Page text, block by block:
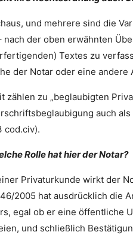
und mehrere sind die
nach der oben erwähnten
Textes zu
der Notar oder eine andere
zählen zu „beglaubigten
auch
cod.civ).
Rolle hat hier der Notar?
Privaturkunde wirkt der
2005 hat ausdrücklich die
egal ob er eine öffentliche
und schließlich